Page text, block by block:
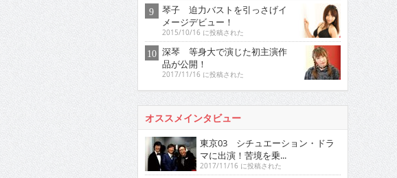
琴子 迫力バストを引っさげイ
メージデビュー！
2015/10/16 に投稿された
深琴 等身大で演じた初主演作
品が公開！
2017/11/16 に投稿された
オススメインタビュー
東京03 シチュエーション・ドラ
マに出演！苦境を乗...
2017/11/16 に投稿された